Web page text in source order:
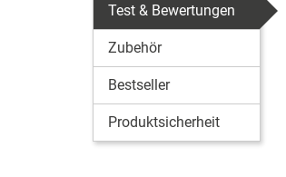
Test & Bewertungen
Zubehör
Bestseller
Produktsicherheit